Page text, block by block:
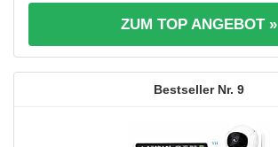
ZUM TOP ANGEBOT »
9